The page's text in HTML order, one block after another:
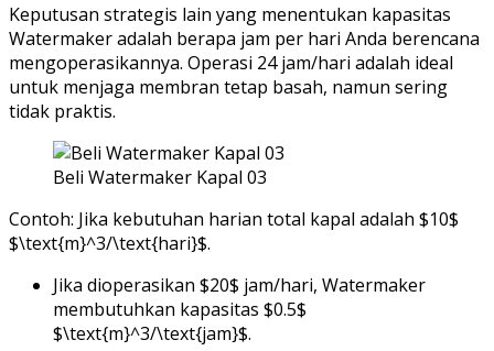
Keputusan strategis lain yang menentukan kapasitas
Watermaker adalah berapa jam per hari Anda berencana
mengoperasikannya. Operasi 24 jam/hari adalah ideal
untuk menjaga membran tetap basah, namun sering
tidak praktis.
Beli Watermaker Kapal 03
Contoh: Jika kebutuhan harian total kapal adalah $10$
$\text{m}^3/\text{hari}$.
Jika dioperasikan $20$ jam/hari, Watermaker
membutuhkan kapasitas $0.5$
$\text{m}^3/\text{jam}$.